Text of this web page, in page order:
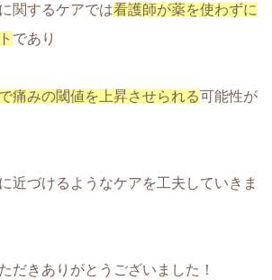
関するケアでは看護師が薬を使わずに
であり
痛みの閾値を上昇させられる可能性が
近づけるようなケアを工夫していきま
だきありがとうございました！